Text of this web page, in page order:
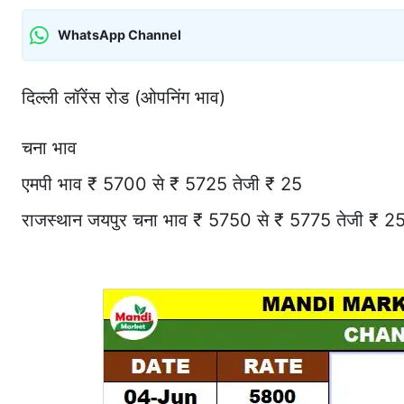
WhatsApp Channel
दिल्ली लॉरेंस रोड (ओपनिंग भाव)
चना भाव
एमपी भाव ₹ 5700 से ₹ 5725 तेजी ₹ 25
राजस्थान जयपुर चना भाव ₹ 5750 से ₹ 5775 तेजी ₹